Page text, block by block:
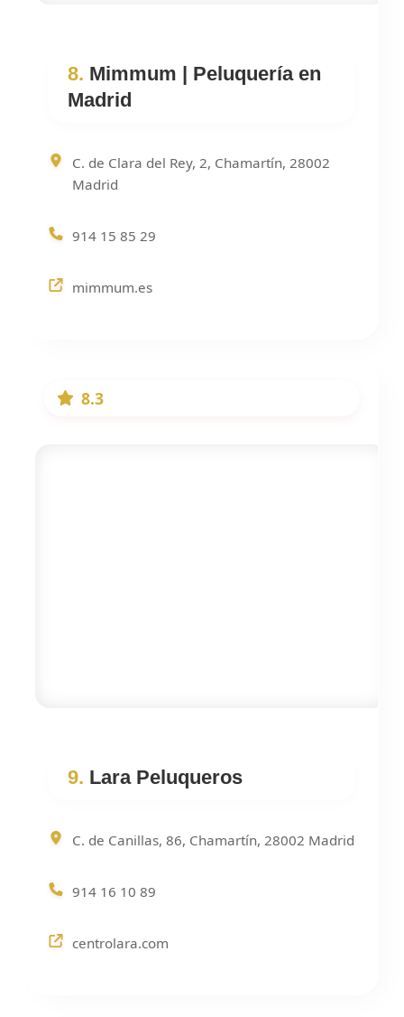
8. Mimmum | Peluquería en
Madrid
C. de Clara del Rey, 2, Chamartín, 28002
Madrid
914 15 85 29
mimmum.es
8.3
9. Lara Peluqueros
C. de Canillas, 86, Chamartín, 28002 Madrid
914 16 10 89
centrolara.com